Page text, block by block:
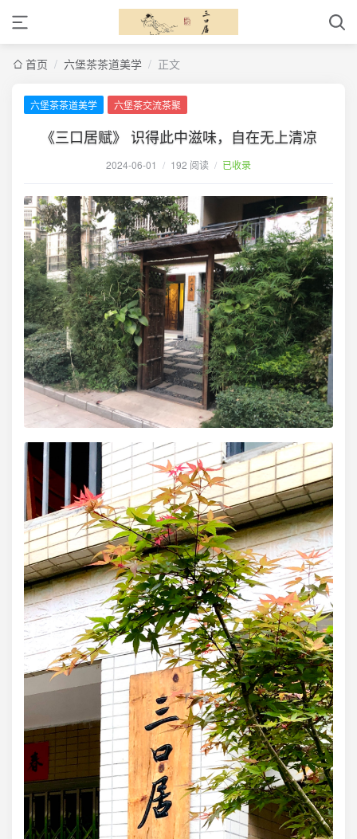
首页 / 六堡茶茶道美学 / 正文
六堡茶茶道美学 六堡茶交流茶聚
《三口居赋》 识得此中滋味，自在无上清凉
2024-06-01 / 192 阅读 / 已收录